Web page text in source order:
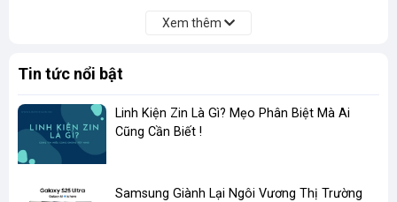
Kết nối main, màn hình và cụm sạc
🛠️Khi Nào Cần Thay?
⚡ Liệt / loạn cảm ứng
🔋 Không nhận sạc hoặc sạc chập chờn
📡 Kết nối chập chờn giữa các bộ phận
📱 Máy hoạt động không ổn định
Xem thêm
Tin tức nổi bật
Linh Kiện Zin Là Gì? Mẹo Phân Biệt Mà Ai
Cũng Cần Biết !
​Samsung Giành Lại Ngôi Vương Thị Trường